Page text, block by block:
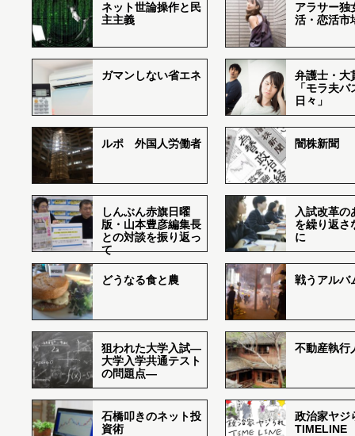
ネット世論操作と民
主主義
アラサー独
活・恋活市
ガマンしない省エネ
弁護士・大
「モラ夫
日々」
ルポ 外国人労働者 闇株新聞
しんぶん赤旗日曜
版・山本豊彦編集長
との対談を振り返っ
て
入試改革の
を繰り返さ
に
どうなる食と農 戦うアルバ
狙われた大学入試―
大学入学共通テスト
の問題点―
不動産執行
石橋叩きのネット投
資術
政治家ヤジ
TIMELINE